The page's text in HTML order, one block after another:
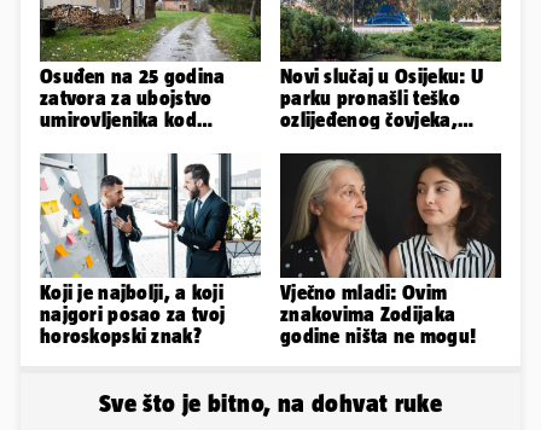
Osuđen na 25 godina
zatvora za ubojstvo
umirovljenika kod
detalje
Novi slučaj u Osijeku: U
parku pronašli teško
ozlijeđenog čovjeka,
Koji je najbolji, a koji
najgori posao za tvoj
horoskopski znak?
Vječno mladi: Ovim
znakovima Zodijaka
godine ništa ne mogu!
Sve što je bitno, na dohvat ruke